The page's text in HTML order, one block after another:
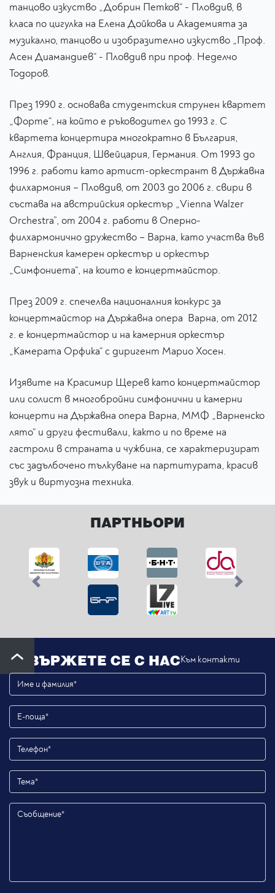
танцово изкуство „Добрин Петков“ - Пловдив, в
класа по цигулка на Елена Дойкова и Академията за
музикално, танцово и изобразително изкуство „Проф.
Асен Диамандиев“ - Пловдив при проф. Неделчо
Тодоров.
През 1990 г. основава студентския струнен квартет
„Форте“, на който е ръководител до 1993 г. С
квартета концертира многократно в България,
Англия, Франция, Швейцария, Германия. От 1993 до
1996 г. работи като артист-оркестрант в Държавна
филхармония – Пловдив, от 2003 до 2006 г. свири в
състава на австрийския оркестър „Vienna Walzer
Orchestra”, от 2004 г. работи в Оперно-
филхармонично дружество – Варна, като участва във
Варненския камерен оркестър и оркестър
„Симфониета“, на които е концертмайстор.
През 2009 г. спечелва националния конкурс за
концертмайстор на Държавна опера Варна, от 2012
г. е концертмайстор и на камерния оркестър
„Камерата Орфика“ с диригент Марио Хосен.
Изявите на Красимир Щерев като концертмайстор
или солист в многобройни симфонични и камерни
концерти на Държавна опера Варна, ММФ „Варненско
лято“ и други фестивали, както и по време на
гастроли в страната и чужбина, се характеризират
със задълбочено тълкуване на партитурата, красив
звук и виртуозна техника.
ПАРТНЬОРИ
Previous Next
СВЪРЖЕТЕ СЕ С НАСКъм контакти